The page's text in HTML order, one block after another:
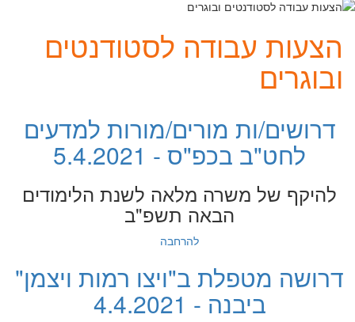
הצעות עבודה לסטודנטים
ובוגרים
דרושים/ות מורים/מורות למדעים
לחט"ב בכפ"ס - 5.4.2021
להיקף של משרה מלאה לשנת הלימודים
הבאה תשפ"ב
להרחבה
דרושה מטפלת ב"ויצו רמות ויצמן"
ביבנה - 4.4.2021